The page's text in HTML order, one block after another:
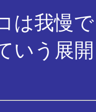
は我慢
いう展